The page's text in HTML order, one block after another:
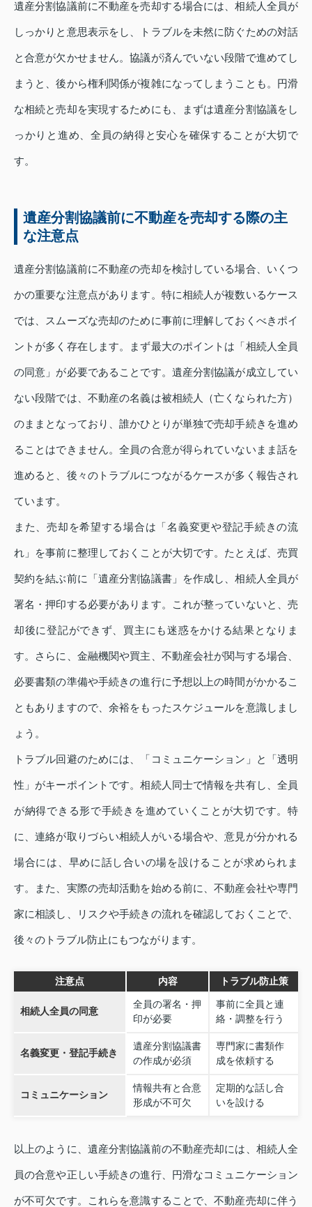
遺産分割協議前に不動産を売却する場合には、相続人全員が
しっかりと意思表示をし、トラブルを未然に防ぐための対話
と合意が欠かせません。協議が済んでいない段階で進めてし
まうと、後から権利関係が複雑になってしまうことも。円滑
な相続と売却を実現するためにも、まずは遺産分割協議をし
っかりと進め、全員の納得と安心を確保することが大切で
す。
遺産分割協議前に不動産を売却する際の主
な注意点
遺産分割協議前に不動産の売却を検討している場合、いくつ
かの重要な注意点があります。特に相続人が複数いるケース
では、スムーズな売却のために事前に理解しておくべきポイ
ントが多く存在します。まず最大のポイントは「相続人全員
の同意」が必要であることです。遺産分割協議が成立してい
ない段階では、不動産の名義は被相続人（亡くなられた方）
のままとなっており、誰かひとりが単独で売却手続きを進め
ることはできません。全員の合意が得られていないまま話を
進めると、後々のトラブルにつながるケースが多く報告され
ています。
また、売却を希望する場合は「名義変更や登記手続きの流
れ」を事前に整理しておくことが大切です。たとえば、売買
契約を結ぶ前に「遺産分割協議書」を作成し、相続人全員が
署名・押印する必要があります。これが整っていないと、売
却後に登記ができず、買主にも迷惑をかける結果となりま
す。さらに、金融機関や買主、不動産会社が関与する場合、
必要書類の準備や手続きの進行に予想以上の時間がかかるこ
ともありますので、余裕をもったスケジュールを意識しまし
ょう。
トラブル回避のためには、「コミュニケーション」と「透明
性」がキーポイントです。相続人同士で情報を共有し、全員
が納得できる形で手続きを進めていくことが大切です。特
に、連絡が取りづらい相続人がいる場合や、意見が分かれる
場合には、早めに話し合いの場を設けることが求められま
す。また、実際の売却活動を始める前に、不動産会社や専門
家に相談し、リスクや手続きの流れを確認しておくことで、
後々のトラブル防止にもつながります。
注意点 内容 トラブル防止策
相続人全員の同意
全員の署名・押
印が必要
事前に全員と連
絡・調整を行う
名義変更・登記手続き
遺産分割協議書
の作成が必須
専門家に書類作
成を依頼する
コミュニケーション
情報共有と合意
形成が不可欠
定期的な話し合
いを設ける
以上のように、遺産分割協議前の不動産売却には、相続人全
員の合意や正しい手続きの進行、円滑なコミュニケーション
が不可欠です。これらを意識することで、不動産売却に伴う